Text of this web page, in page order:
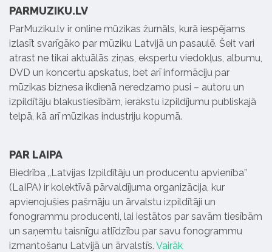
PARMUZIKU.LV
ParMuziku.lv ir online mūzikas žurnāls, kurā iespējams
izlasīt svarīgāko par mūziku Latvijā un pasaulē. Šeit vari
atrast ne tikai aktuālās ziņas, ekspertu viedokļus, albumu,
DVD un koncertu apskatus, bet arī informāciju par
mūzikas biznesa ikdienā neredzamo pusi – autoru un
izpildītāju blakustiesībām, ierakstu izpildījumu publiskajā
telpā, kā arī mūzikas industriju kopumā.
PAR LAIPA
Biedrība „Latvijas Izpildītāju un producentu apvienība”
(LaIPA) ir kolektīvā pārvaldījuma organizācija, kur
apvienojušies pašmāju un ārvalstu izpildītāji un
fonogrammu producenti, lai iestātos par savām tiesībām
un saņemtu taisnīgu atlīdzību par savu fonogrammu
izmantošanu Latvijā un ārvalstīs. Vairāk